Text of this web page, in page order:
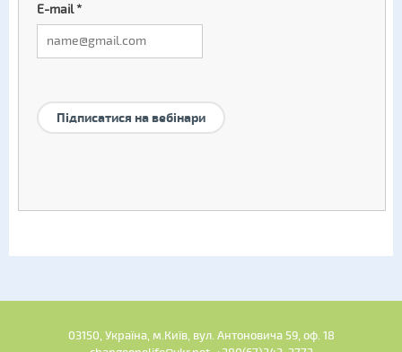
E-mail*
Підписатися на вебінари
03150, Україна, м.Київ, вул. Антоновича 59, оф. 18